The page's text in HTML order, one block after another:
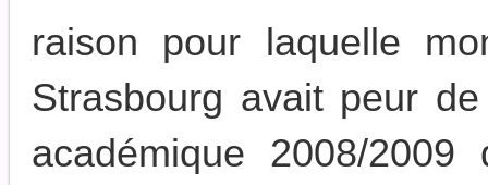
raison pour laquelle
Strasbourg avait peur
académique 2008/